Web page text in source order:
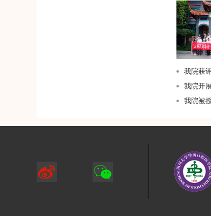
我院获评国
我院开
我院被